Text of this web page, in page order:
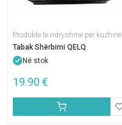
Produkte të ndryshme për kuzhinë
Tabak Shërbimi QELQ
Në stok
19.90 €